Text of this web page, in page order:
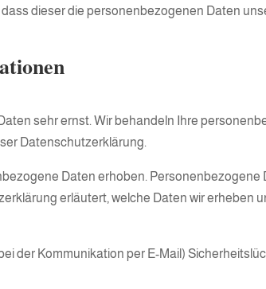
dieser die personenbezogenen Daten
sehr ernst. Wir behandeln Ihre
Datenschutzerklärung.
Daten erhoben. Personenbezogene
erläutert, welche Daten wir erheben
der Kommunikation per E-Mail)